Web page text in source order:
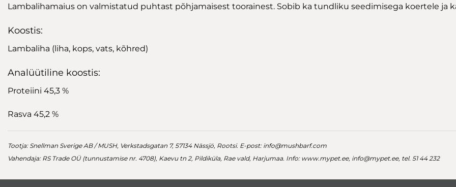
Lambalihamaius on valmistatud puhtast põhjamaisest toorainest. Sobib ka tundliku seedimisega koertele ja
Koostis:
Lambaliha (liha, kops, vats, kõhred)
Analüütiline koostis:
Proteiini 45,3 %
Rasva 45,2 %
Tootja: Snellman Sverige AB / MUSH, Verkstadsgatan 7, 57134 Nässjö, Rootsi. E-post: info@mushbarf.com
Vahendaja: RS Trade OÜ (tunnustamise nr. 4708), Kaevu tn 2, Pildiküla, Rae vald, Harjumaa. Info: www.mypet.ee, info@mypet.ee, tel. 51 44 232